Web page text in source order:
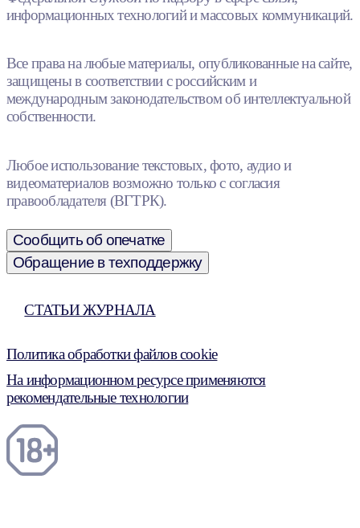
информационных технологий и массовых коммуникаций.
Все права на любые материалы, опубликованные на сайте,
защищены в соответствии с российским и
международным законодательством об интеллектуальной
собственности.
Любое использование текстовых, фото, аудио и
видеоматериалов возможно только с согласия
правообладателя (ВГТРК).
Сообщить об опечатке
Обращение в техподдержку
СТАТЬИ ЖУРНАЛА
Политика обработки файлов cookie
На информационном ресурсе применяются
рекомендательные технологии